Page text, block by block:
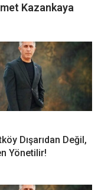
Kazankaya
Dışarıdan Değil,
Yönetilir!